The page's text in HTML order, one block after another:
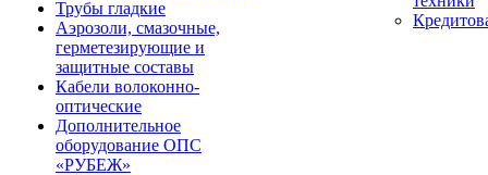
Трубы гладкие
Аэрозоли, смазочные,
герметезирующие и
защитные составы
Кабели волоконно-
оптические
Дополнительное
оборудование ОПС
«РУБЕЖ»